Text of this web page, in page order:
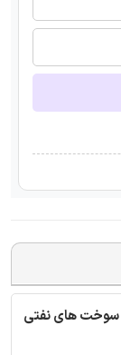
سوخت های نفتی